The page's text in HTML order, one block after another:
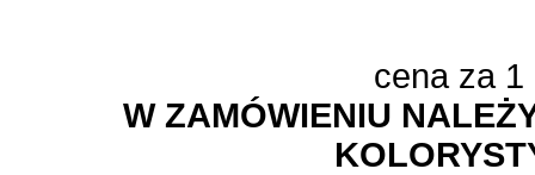
cena za 1
W ZAMÓWIENIU